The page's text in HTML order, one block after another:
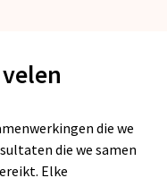
die we
die we samen
Elke